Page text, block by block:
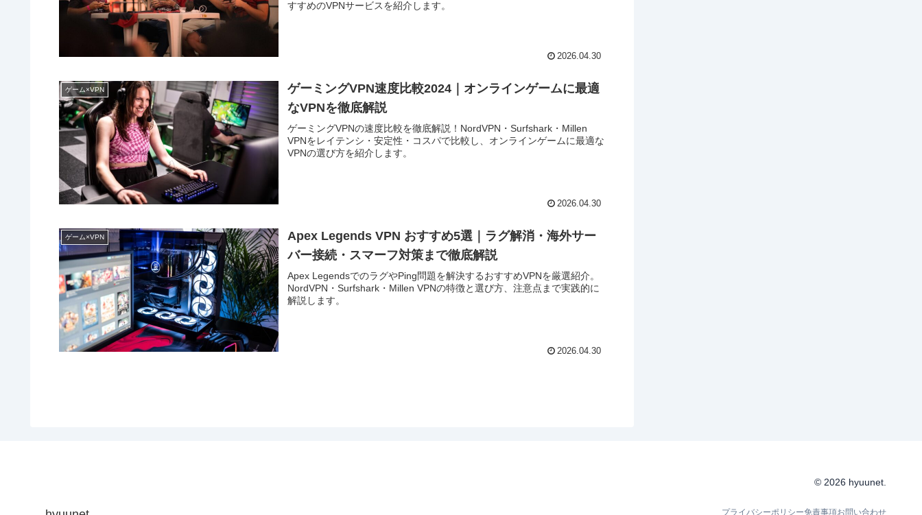
すすめのVPNサービスを紹介します。
2026.04.30
ゲーム×VPN
ゲーミングVPN速度比較2024｜オンラインゲームに最適
なVPNを徹底解説
ゲーミングVPNの速度比較を徹底解説！NordVPN・Surfshark・Millen
VPNをレイテンシ・安定性・コスパで比較し、オンラインゲームに最適な
VPNの選び方を紹介します。
2026.04.30
ゲーム×VPN
Apex Legends VPN おすすめ5選｜ラグ解消・海外サー
バー接続・スマーフ対策まで徹底解説
Apex LegendsでのラグやPing問題を解決するおすすめVPNを厳選紹介。
NordVPN・Surfshark・Millen VPNの特徴と選び方、注意点まで実践的に
解説します。
2026.04.30
© 2026 hyuunet.
プライバシーポリシー免責事項お問い合わせ